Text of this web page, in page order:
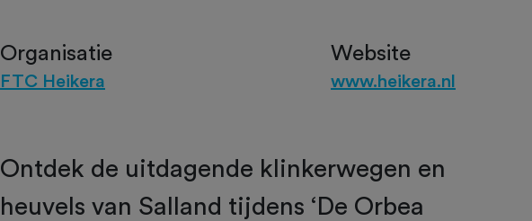
Organisatie
FTC Heikera
Website
www.heikera.nl
Ontdek de uitdagende klinkerwegen en
heuvels van Salland tijdens ‘De Orbea